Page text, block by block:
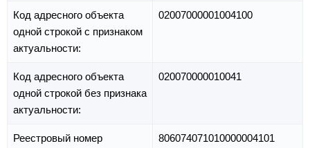
Код адресного объекта
одной строкой с признаком
актуальности:
02007000001004100
Код адресного объекта
одной строкой без признака
актуальности:
020070000010041
Реестровый номер
806074071010000004101